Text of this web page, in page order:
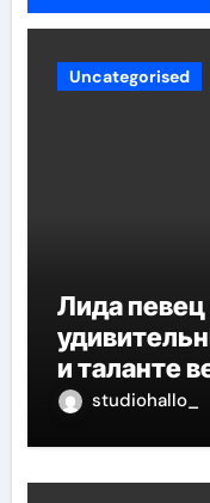
Uncategorised
Лида
и таланте
studiohallo_